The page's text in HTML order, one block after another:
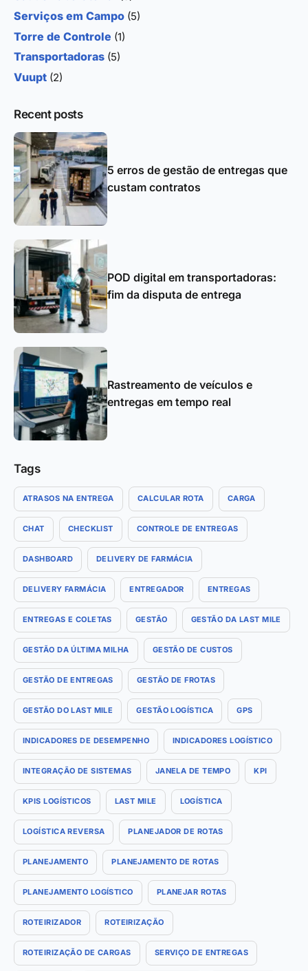
Serviços em Campo (5)
Torre de Controle (1)
Transportadoras (5)
Vuupt (2)
Recent posts
5 erros de gestão de entregas que
custam contratos
POD digital em transportadoras:
fim da disputa de entrega
Rastreamento de veículos e
entregas em tempo real
Tags
ATRASOS NA ENTREGA CALCULAR ROTA CARGA
CHAT CHECKLIST CONTROLE DE ENTREGAS
DASHBOARD DELIVERY DE FARMÁCIA
DELIVERY FARMÁCIA ENTREGADOR ENTREGAS
ENTREGAS E COLETAS GESTÃO GESTÃO DA LAST MILE
GESTÃO DA ÚLTIMA MILHA GESTÃO DE CUSTOS
GESTÃO DE ENTREGAS GESTÃO DE FROTAS
GESTÃO DO LAST MILE GESTÃO LOGÍSTICA GPS
INDICADORES DE DESEMPENHO INDICADORES LOGÍSTICO
INTEGRAÇÃO DE SISTEMAS JANELA DE TEMPO KPI
KPIS LOGÍSTICOS LAST MILE LOGÍSTICA
LOGÍSTICA REVERSA PLANEJADOR DE ROTAS
PLANEJAMENTO PLANEJAMENTO DE ROTAS
PLANEJAMENTO LOGÍSTICO PLANEJAR ROTAS
ROTEIRIZADOR ROTEIRIZAÇÃO
ROTEIRIZAÇÃO DE CARGAS SERVIÇO DE ENTREGAS